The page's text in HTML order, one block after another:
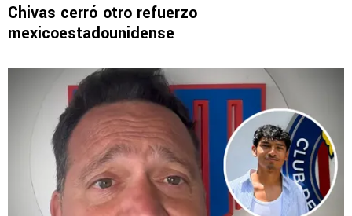
Chivas cerró otro refuerzo
mexicoestadounidense